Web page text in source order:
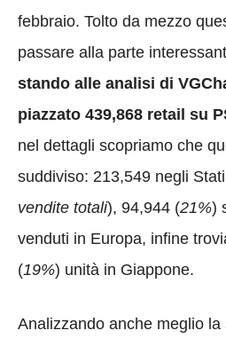
febbraio. Tolto da mezzo
passare alla parte
stando alle analisi di
piazzato 439,868 retail su
nel dettagli scopriamo che
suddiviso: 213,549 negli
vendite totali), 94,944 (21%)
venduti in Europa, infine
(19%) unità in Giappone.
Analizzando anche meglio